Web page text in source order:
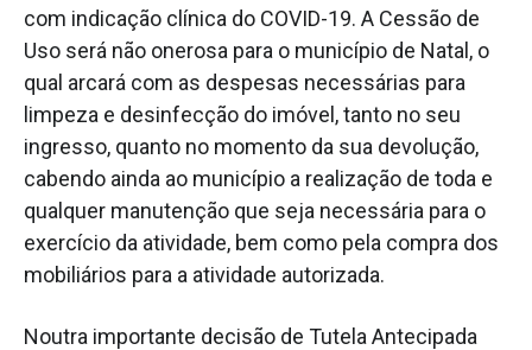
com indicação clínica do COVID-19. A Cessão de
Uso será não onerosa para o município de Natal, o
qual arcará com as despesas necessárias para
limpeza e desinfecção do imóvel, tanto no seu
ingresso, quanto no momento da sua devolução,
cabendo ainda ao município a realização de toda e
qualquer manutenção que seja necessária para o
exercício da atividade, bem como pela compra dos
mobiliários para a atividade autorizada.
Noutra importante decisão de Tutela Antecipada